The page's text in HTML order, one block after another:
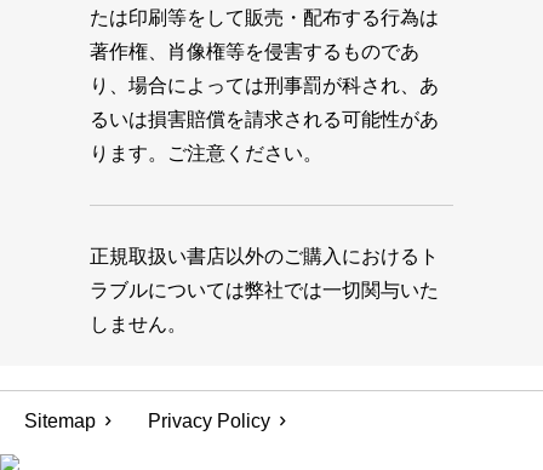
たは印刷等をして販売・配布する行為は
著作権、肖像権等を侵害するものであ
り、場合によっては刑事罰が科され、あ
るいは損害賠償を請求される可能性があ
ります。ご注意ください。
正規取扱い書店以外のご購入におけるト
ラブルについては弊社では一切関与いた
しません。
Sitemap Privacy Policy